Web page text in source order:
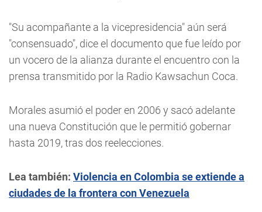
"Su acompañante a la vicepresidencia" aún será
"consensuado", dice el documento que fue leído por
un vocero de la alianza durante el encuentro con la
prensa transmitido por la Radio Kawsachun Coca.
Morales asumió el poder en 2006 y sacó adelante
una nueva Constitución que le permitió gobernar
hasta 2019, tras dos reelecciones.
Lea también: Violencia en Colombia se extiende a
ciudades de la frontera con Venezuela